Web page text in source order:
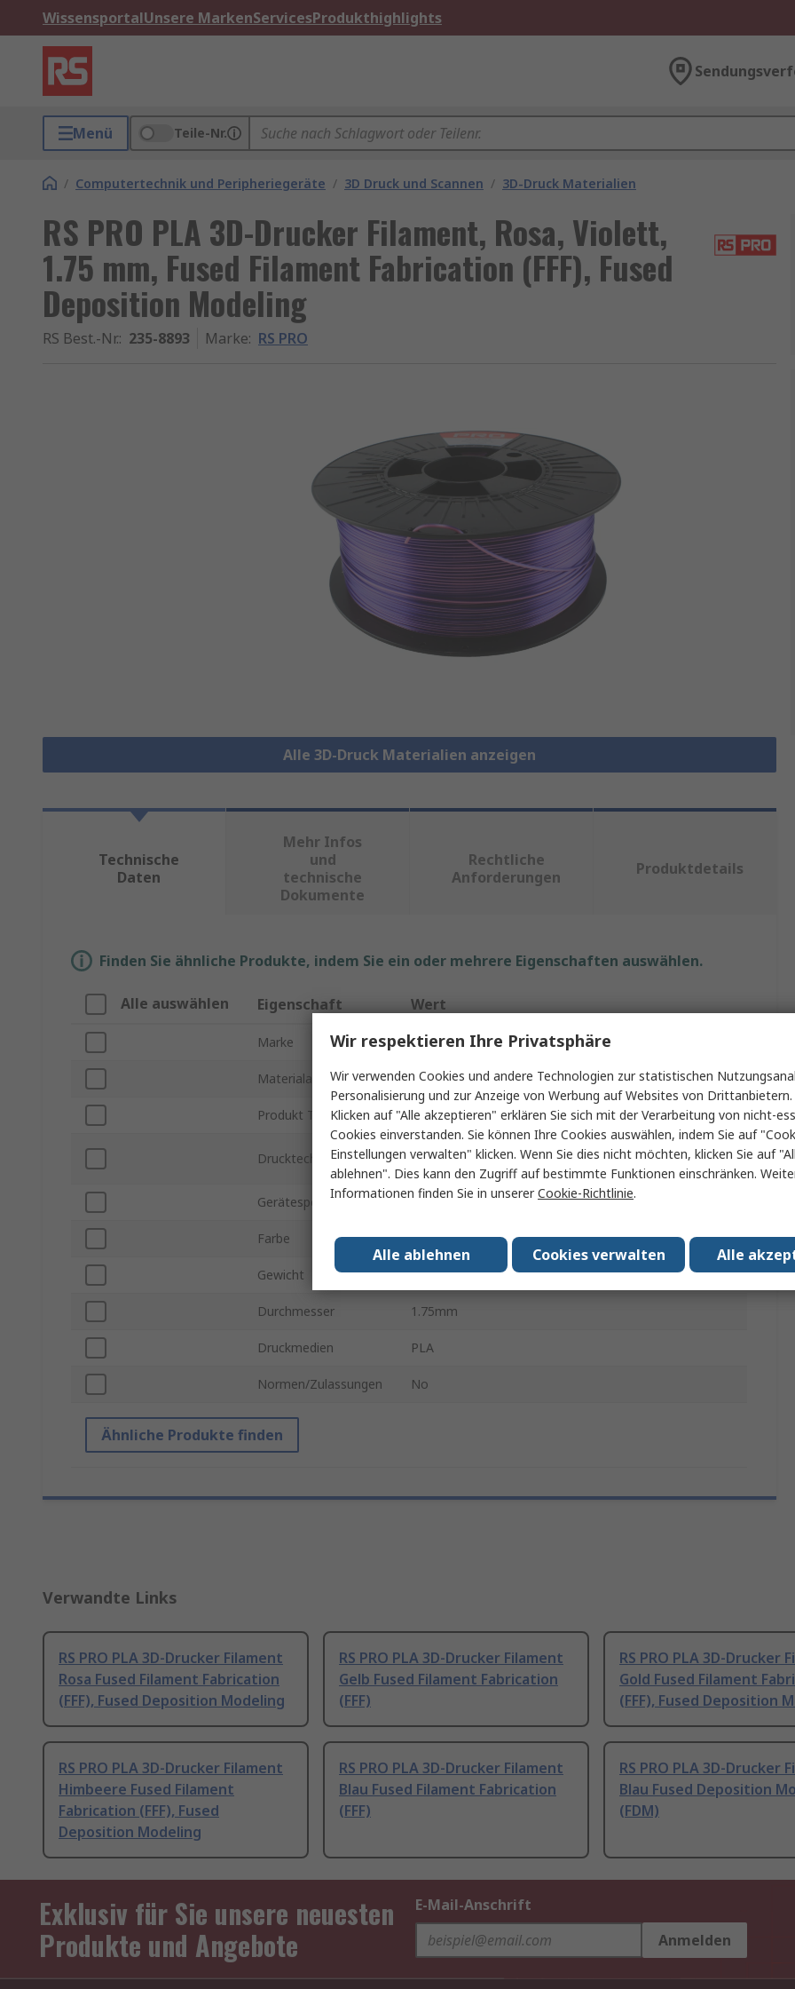
WissensportalUnsere MarkenServicesProdukthighlights
Menü Teile-Nr.
/ Computertechnik und Peripheriegeräte / 3D Druck und Scannen / 3D-Druck Materialien
RS PRO PLA 3D-Drucker Filament, Rosa, Violett,
1.75 mm, Fused Filament Fabrication (FFF), Fused
Deposition Modeling
RS Best.-Nr.: 235-8893 Marke: RS PRO
Alle 3D-Druck Materialien anzeigen
Technische
Daten
Mehr Infos
und
technische
Dokumente
Rechtliche
Anforderungen
Produktdetails
Finden Sie ähnliche Produkte, indem Sie ein oder mehrere Eigenschaften auswählen.
Alle auswählen Eigenschaft Wert
Marke RS PRO
Materialart Polymilchsäure
Produkt Typ 3D-Drucker Filament
Drucktechnik
Fused Filament Fabrication (FFF), Fused Deposition
Modeling (FDM)
Gerätespezifisch Nein
Farbe Rosa, Violett
Gewicht 1kg
Durchmesser 1.75mm
Druckmedien PLA
Normen/Zulassungen No
Ähnliche Produkte finden
Verwandte Links
RS PRO PLA 3D-Drucker Filament
Rosa Fused Filament Fabrication
(FFF), Fused Deposition Modeling
RS PRO PLA 3D-Drucker Filament
Gelb Fused Filament Fabrication
(FFF)
RS PRO PLA 3D-Drucker
Gold Fused Filament
(FFF), Fused Deposition
RS PRO PLA 3D-Drucker Filament
Himbeere Fused Filament
Fabrication (FFF), Fused
Deposition Modeling
RS PRO PLA 3D-Drucker Filament
Blau Fused Filament Fabrication
(FFF)
RS PRO PLA 3D-Drucker
Blau Fused Deposition
(FDM)
Exklusiv für Sie unsere neuesten
Produkte und Angebote
E-Mail-Anschrift
Anmelden
Wir respektieren Ihre Privatsphäre
Wir verwenden Cookies und andere Technologien zur statistischen
Personalisierung und zur Anzeige von Werbung auf Websites von
Klicken auf "Alle akzeptieren" erklären Sie sich mit der Verarbeitung von nicht-
Cookies einverstanden. Sie können Ihre Cookies auswählen, indem Sie auf
Einstellungen verwalten" klicken. Wenn Sie dies nicht möchten, klicken Sie auf
ablehnen". Dies kann den Zugriff auf bestimmte Funktionen einschränken.
Informationen finden Sie in unsererCookie-Richtlinie.
Alle
Cookies verwalten
Alle ablehnen